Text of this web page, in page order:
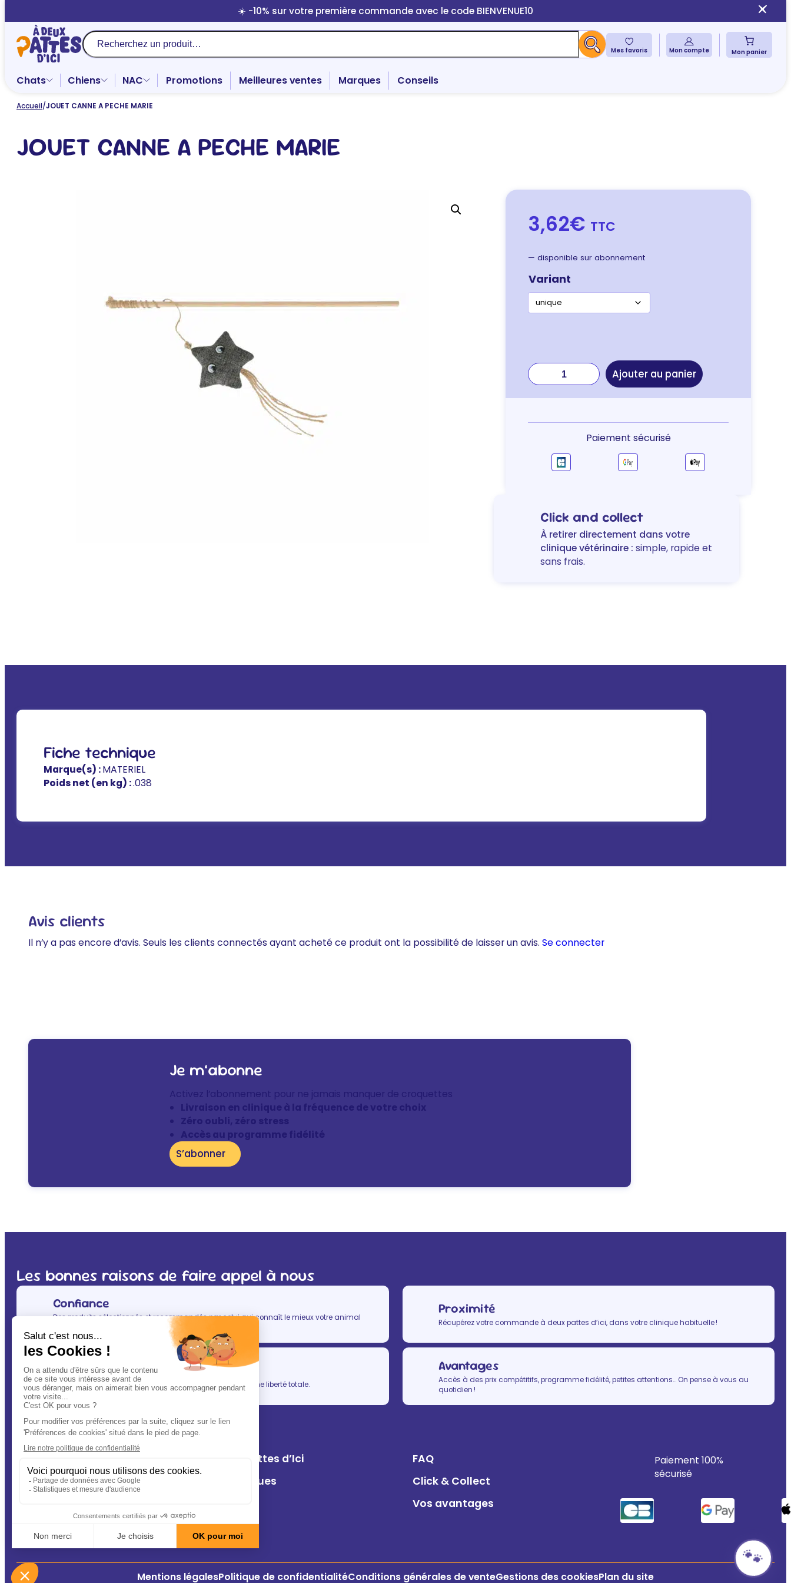
au
contenu
☀️ -10% sur votre première commande avec le code BIENVENUE10
Recherche
Mes favoris Mon compte Mon panier
Chats Chiens NAC Promotions Meilleures ventes Marques Conseils
Accueil/JOUET CANNE A PECHE MARIE
JOUET CANNE A PECHE MARIE
3,62€ TTC
— disponible sur abonnement
Variant
quantité
de
JOUET
A
MARIE
Ajouter au panier
Paiement sécurisé
Click and collect
À retirer directement dans votre
clinique vétérinaire : simple, rapide et
sans frais.
Fiche technique
Marque(s) :MATERIEL
Poids net (en kg) :.038
Avis clients
Il n’y a pas encore d’avis. Seuls les clients connectés ayant acheté ce produit ont la possibilité de laisser un avis. Se connecter
Je m’abonne
Activez l’abonnement pour ne jamais manquer de croquettes
Livraison en clinique à la fréquence de votre choix
Zéro oubli, zéro stress
Accès au programme fidélité
S’abonner
Les bonnes raisons de faire appel à nous
Confiance
Des produits sélectionnés et recommandés par celui qui connaît le mieux votre animal
(après vous évidemment ! ) : votre vétérinaire.
Proximité
Récupérez votre commande à deux pattes d’ici, dans votre clinique habituelle !
Simplicité
En un clic, vous allégez votre quotidien, tout en gardant une liberté totale.
Avantages
Accès à des prix compétitifs, programme fidélité, petites attentions… On pense à vous au
quotidien !
A Deux Pattes d’Ici
FAQ
Nos cliniques
Click & Collect
Vos avantages
Conseils
Paiement 100%
sécurisé
Mentions légalesPolitique de confidentialitéConditions générales de venteGestions des cookiesPlan du site
🐾